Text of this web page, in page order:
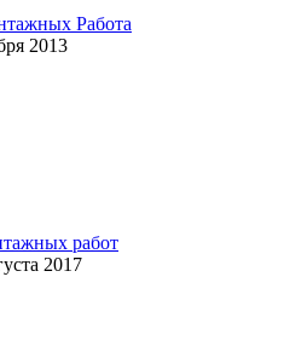
Работа
2013
работ
2017